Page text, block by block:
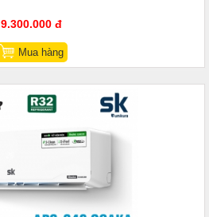
9.300.000 đ
Mua hàng